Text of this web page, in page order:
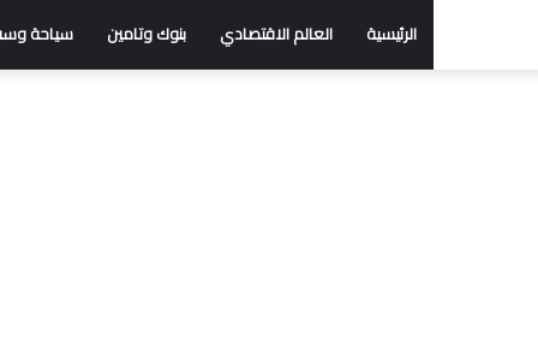
الرئيسية العالم الاقتصادي بنوك وتامين سياحة